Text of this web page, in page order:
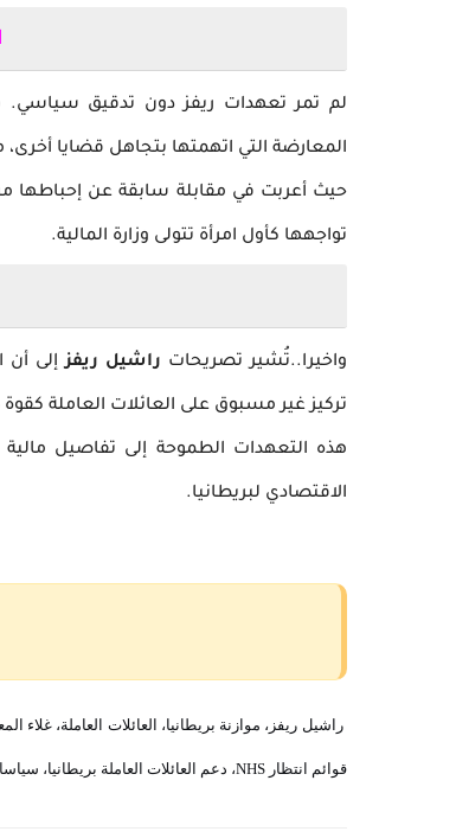
لم تمر تعهدات ريفز دون تدقيق سياسي.
المعارضة التي اتهمتها بتجاهل قضايا
حيث أعربت في مقابلة سابقة عن إحباطها
تواجهها كأول امرأة تتولى وزارة المالية.
واخيرا..تُشير تصريحات راشيل ريفزإلى أن
تركيز غير مسبوق على العائلات العاملة
هذه التعهدات الطموحة إلى تفاصيل
الاقتصادي لبريطانيا.
قوائم انتظار NHS، دعم العائلات العاملة بريطانيا، سياسات راشيل ريفز الاقتصادية، موازنة حزب العمال.